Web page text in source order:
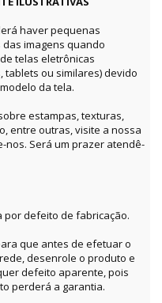
haver pequenas
imagens quando
telas eletrônicas
tablets ou similares) devido
da tela.
estampas, texturas,
entre outras, visite a nossa
nos. Será um prazer atendê-
por defeito de fabricação.
que antes de efetuar o
desenrole o produto e
defeito aparente, pois
perderá a garantia.